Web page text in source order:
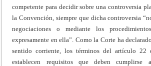
competente para decidir sobre una controversia
la Convención, siempre que dicha controversia
negociaciones o mediante los
expresamente en ella”. Como la Corte ha
sentido corriente, los términos del artículo 22
establecen requisitos que deben cumplirse